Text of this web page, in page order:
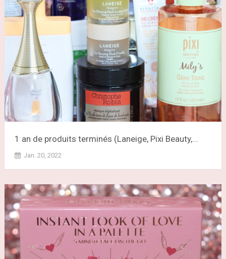
1 an de produits terminés (Laneige, Pixi Beauty,...
Jan. 20, 2022